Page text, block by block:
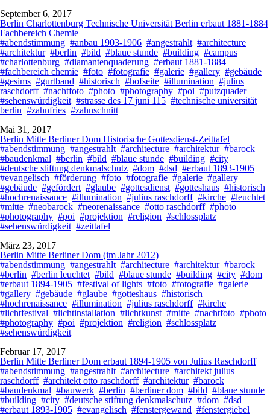
September 6, 2017
Berlin Charlottenburg Technische Universität Berlin erbaut 1881-1884
Fachbereich Chemie
#abendstimmung #anbau 1903-1906 #angestrahlt #architecture
#architektur #berlin #bild #blaue stunde #building #campus
#charlottenburg #diamantenquaderung #erbaut 1881-1884
#fachbereich chemie #foto #fotografie #galerie #gallery #gebäude
#gesims #gurtband #historisch #hofseite #illumination #julius
raschdorff #nachtfoto #photo #photography #poi #putzquader
#sehenswürdigkeit #strasse des 17 juni 115 #technische universität
berlin #zahnfries #zahnschnitt
Mai 31, 2017
Berlin Mitte Berliner Dom Historische Gottesdienst-Zeittafel
#abendstimmung #angestrahlt #architecture #architektur #barock
#baudenkmal #berlin #bild #blaue stunde #building #city
#deutsche stiftung denkmalschutz #dom #dsd #erbaut 1893-1905
#evangelisch #förderung #foto #fotografie #galerie #gallery
#gebäude #gefördert #glaube #gottesdienst #gotteshaus #historisch
#hochrenaissance #illumination #julius raschdorff #kirche #leuchtet
#mitte #neobarock #neorenaissance #otto raschdorff #photo
#photography #poi #projektion #religion #schlossplatz
#sehenswürdigkeit #zeittafel
März 23, 2017
Berlin Mitte Berliner Dom (im Jahr 2012)
#abendstimmung #angestrahlt #architecture #architektur #barock
#berlin #berlin leuchtet #bild #blaue stunde #building #city #dom
#erbaut 1894-1905 #festival of lights #foto #fotografie #galerie
#gallery #gebäude #glaube #gotteshaus #historisch
#hochrenaissance #illumination #julius raschdorff #kirche
#lichtfestival #lichtinstallation #lichtkunst #mitte #nachtfoto #photo
#photography #poi #projektion #religion #schlossplatz
#sehenswürdigkeit
Februar 17, 2017
Berlin Mitte Berliner Dom erbaut 1894-1905 von Julius Raschdorff
#abendstimmung #angestrahlt #architecture #architekt julius
raschdorff #architekt otto raschdorff #architektur #barock
#baudenkmal #bauwerk #berlin #berliner dom #bild #blaue stunde
#building #city #deutsche stiftung denkmalschutz #dom #dsd
#erbaut 1893-1905 #evangelisch #fenstergewand #fenstergiebel